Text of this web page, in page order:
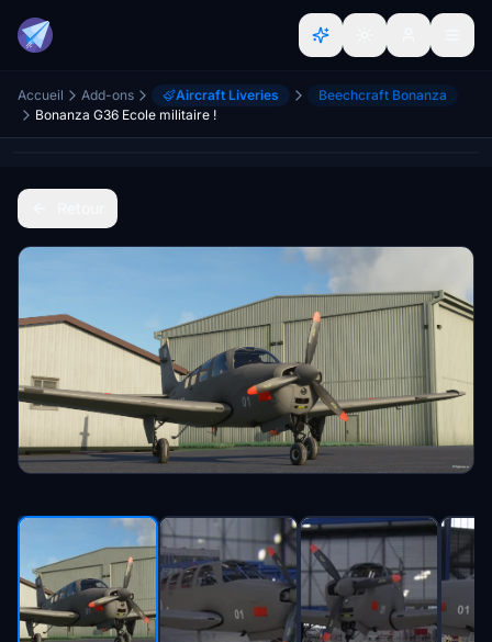
Accueil Add-ons Aircraft Liveries
Beechcraft Bonanza
Bonanza G36 Ecole militaire !